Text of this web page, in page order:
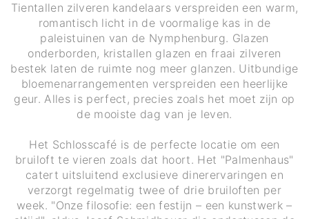
Tientallen zilveren kandelaars verspreiden een warm,
romantisch licht in de voormalige kas in de
paleistuinen van de Nymphenburg. Glazen
onderborden, kristallen glazen en fraai zilveren
bestek laten de ruimte nog meer glanzen. Uitbundige
bloemenarrangementen verspreiden een heerlijke
geur. Alles is perfect, precies zoals het moet zijn op
de mooiste dag van je leven.
Het Schlosscafé is de perfecte locatie om een
bruiloft te vieren zoals dat hoort. Het "Palmenhaus"
catert uitsluitend exclusieve dinerervaringen en
verzorgt regelmatig twee of drie bruiloften per
week. "Onze filosofie: een festijn – een kunstwerk –